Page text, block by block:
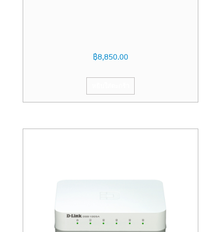
฿8,850.00